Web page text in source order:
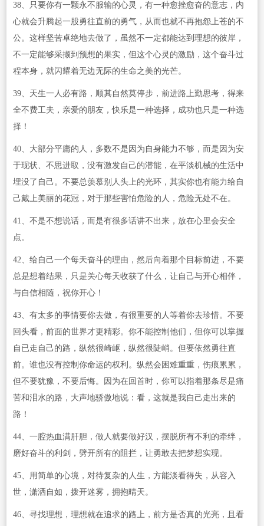
38、只要你有一颗永不服输的心灵，有一种愈挫愈奋的意志，内
心就会升腾起一股勇往直前的勇气，从而也就不再抱怨上苍的不
公。这样坚苦卓绝地去做了，虽然不一定都能达到理想的彼岸，
不一定能够采撷到预想的果实，但这个心灵的激励，这个奋斗过
程本身，就闪耀着无边无际的生命之美的光芒。
39、天生一人必有路，顺其自然莫停步，前进路上勤思考，得来
全不费工夫，亲爱的朋友，快乐是一种选择，成功也只是一种选
择！
40、大部分平庸的人，多数不是因为自身能力不够，而是因为安
于现状、不思进取，没有激发自己的潜能，在平淡机械的生活中
埋没了自己。不要总羡慕别人头上的光环，其实你也有能力给自
己戴上美丽的花冠，对于那些害怕危险的人，危险无处不在。
41、不是不想说话，而是有很多话讲不出来，放在心里会安全
点。
42、给自己一个每天奋斗的理由，然后向着那个目标前进，不要
总是想着结果，只是关心每天收获了什么，让自己与开心相伴，
与自信相随，祝你开心！
43、有太多的事情要你去做，有很重要的人等着你去珍惜。不要
回头看，前面的世界才更精彩。你不能控制他们，但你可以掌握
自已走自己的路，纵然很崎岖，纵然很陡峭。但要依然勇往直
前。谁也没有控制你命运的权利。纵然会困难重重，伤痕累累，
但不要犹豫，不要后悔。因为在回首时，你可以指着那条尽是痛
苦和泪水的路，大声地骄傲地说：看，这就是我自己走出来的
路！
44、一腔热血满肝胆，做人就要做好汉，摆脱所有不利的牵绊，
磨好奋斗的利剑，劈开所有的阻拦，让勇敢去把梦想实现。
45、用简单的心境，对待复杂的人生，方能淡看得失，从容入
世，潇洒自如，拨开迷雾，拥抱晴天。
46、寻找理想，理想就在追求的路上，前方是否真的光亮，且看